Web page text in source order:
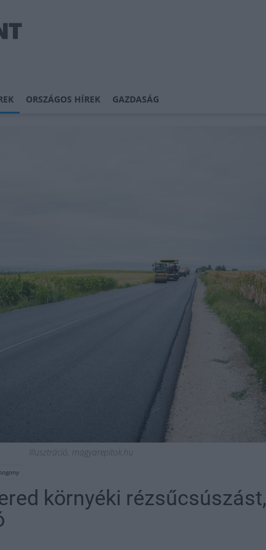
ORSZÁGOS HÍREK GAZDASÁG
Illusztráció, magyarepitok.hu
környéki rézsűcsúszást,